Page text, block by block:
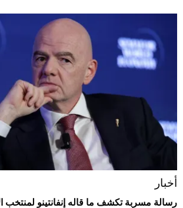
أخبار
رسالة مسربة تكشف ما قاله إنفانتينو لمنتخب